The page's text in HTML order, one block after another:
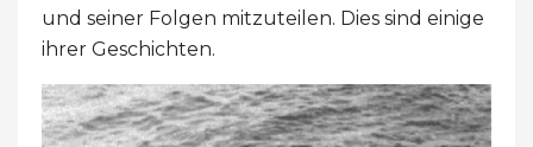
und seiner Folgen mitzuteilen. Dies sind einige
ihrer Geschichten.